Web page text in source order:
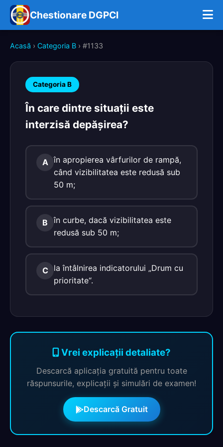
Chestionare DGPCI
Acasă › Categoria B › #1133
Categoria B
În care dintre situaţii este
interzisă depăşirea?
A în apropierea vârfurilor de rampă,
când vizibilitatea este redusă sub
50 m;
B
în curbe, dacă vizibilitatea este
redusă sub 50 m;
C
la întâlnirea indicatorului „Drum cu
prioritate“.
Vrei explicații detaliate?
Descarcă aplicația gratuită pentru toate
răspunsurile, explicații și simulări de examen!
Descarcă Gratuit